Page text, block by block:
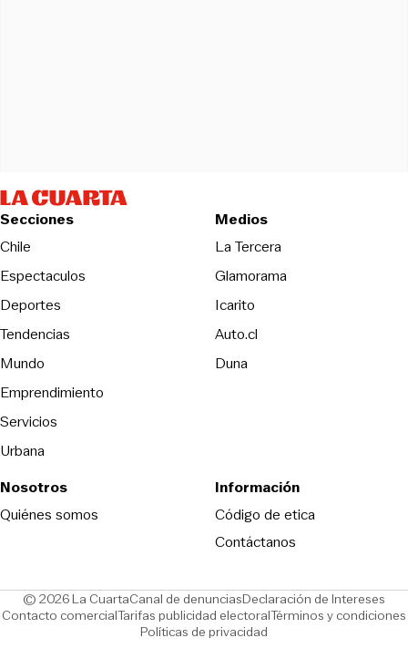
Secciones
Chile
Espectaculos
Deportes
Tendencias
Mundo
Emprendimiento
Servicios
Urbana
Medios
La TerceraOpens in new
Glamorama
Icarito
Auto.cl
DunaOpens in new window
Nosotros
Quiénes somos
Información
Código de eticaOpens in new
Contáctanos
© 2026 La CuartaCanal de denunciasOpens in new window
Declaración de Intereses
Contacto comercialOpens in new window
Tarifas publicidad electoralOpens in new window
Términos y condiciones
Políticas de privacidad